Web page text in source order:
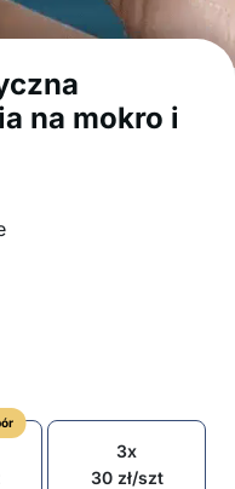
na mokro i
3x
30 zł/szt